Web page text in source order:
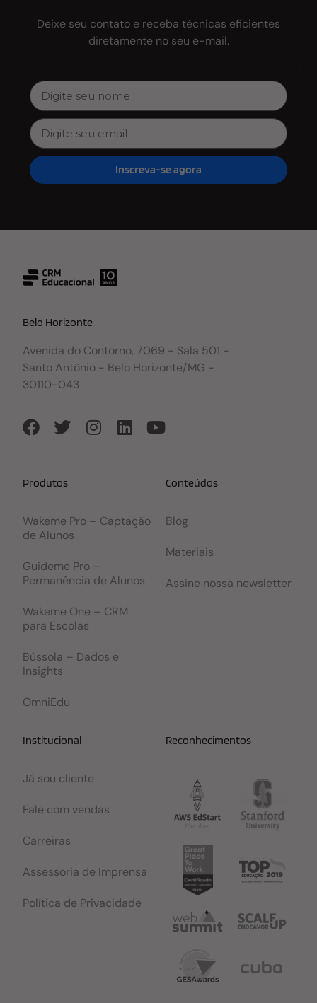
Deixe seu contato e receba técnicas eficientes
diretamente no seu e-mail.
Inscreva-se agora
Belo Horizonte
Avenida do Contorno, 7069 - Sala 501 -
Santo Antônio - Belo Horizonte/MG -
30110-043
Produtos
Wakeme Pro – Captação
de Alunos
Guideme Pro –
Permanência de Alunos
Wakeme One – CRM
para Escolas
Bússola – Dados e
Insights
OmniEdu
Conteúdos
Blog
Materiais
Assine nossa newsletter
Institucional
Já sou cliente
Fale com vendas
Carreiras
Assessoria de Imprensa
Política de Privacidade
Reconhecimentos